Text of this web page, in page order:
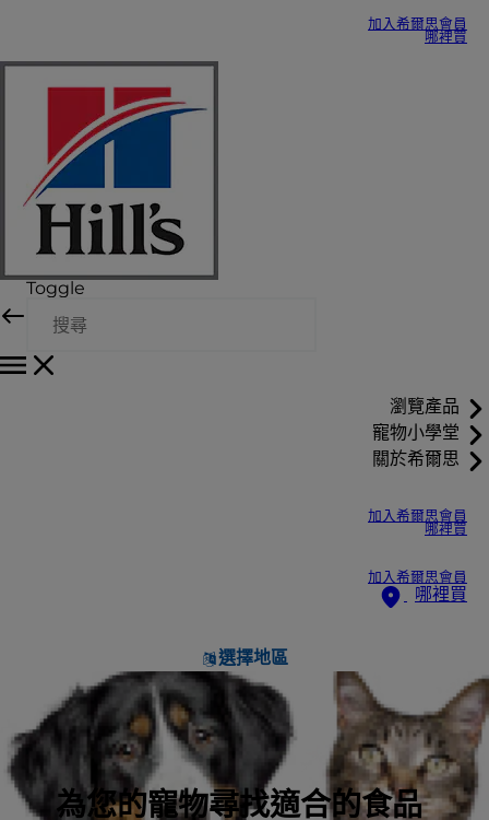
加入希爾思會員
哪裡買
Toggle
瀏覽產品
寵物小學堂
關於希爾思
加入希爾思會員
哪裡買
加入希爾思會員
哪裡買
選擇地區
為您的寵物尋找適合的食品